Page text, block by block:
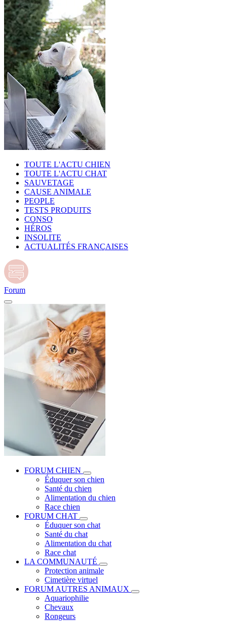
TOUTE L'ACTU CHIEN
TOUTE L'ACTU CHAT
SAUVETAGE
CAUSE ANIMALE
PEOPLE
TESTS PRODUITS
CONSO
HÉROS
INSOLITE
ACTUALITÉS FRANÇAISES
Forum
FORUM CHIEN
Éduquer son chien
Santé du chien
Alimentation du chien
Race chien
FORUM CHAT
Éduquer son chat
Santé du chat
Alimentation du chat
Race chat
LA COMMUNAUTÉ
Protection animale
Cimetière virtuel
FORUM AUTRES ANIMAUX
Aquariophilie
Chevaux
Rongeurs